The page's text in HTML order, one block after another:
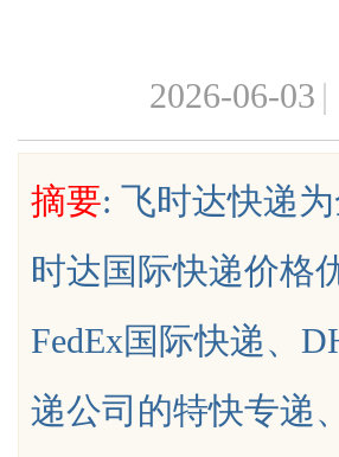
2026-06-03 |
摘要: 飞时达快递
时达国际快递价格
FedEx国际快递、
递公司的特快专递
项目软件开发商，
业秘诀？
开店最
花钱，